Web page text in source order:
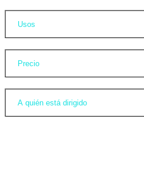
Usos
Precio
A quién está dirigido